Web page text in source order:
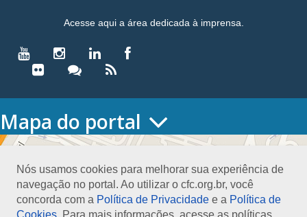
Nós usamos cookies para melhorar sua experiência de
navegação no portal. Ao utilizar o cfc.org.br, você
concorda com a Política de Privacidade e a Política de
Cookies . Para mais informações, acesse as políticas.
Acesse aqui a área dedicada à imprensa.
Mapa do portal
HOME
Conselho Diretor
Nossa Sede
Planejamento